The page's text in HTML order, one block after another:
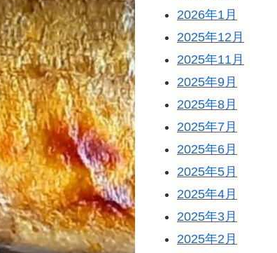
2026年1月
2025年12月
2025年11月
2025年9月
2025年8月
2025年7月
2025年6月
2025年5月
2025年4月
2025年3月
2025年2月